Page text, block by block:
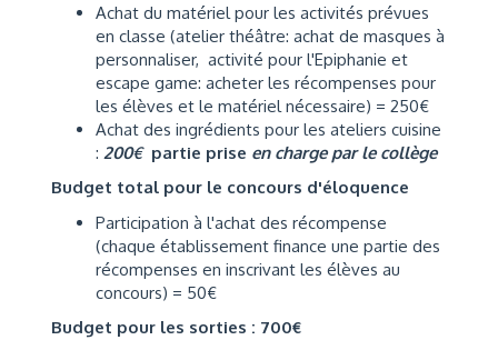
Achat du matériel pour les activités prévues
en classe (atelier théâtre: achat de masques à
personnaliser, activité pour l'Epiphanie et
escape game: acheter les récompenses pour
les élèves et le matériel nécessaire) = 250€
Achat des ingrédients pour les ateliers cuisine
: 200€ partie prise en charge par le collège
Budget total pour le concours d'éloquence
Participation à l'achat des récompense
(chaque établissement finance une partie des
récompenses en inscrivant les élèves au
concours) = 50€
Budget pour les sorties : 700€